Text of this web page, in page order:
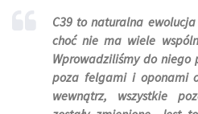
C39 to naturalna ewolucja
choć nie ma wiele
Wprowadziliśmy do niego
poza felgami i oponami
wewnątrz, wszystkie